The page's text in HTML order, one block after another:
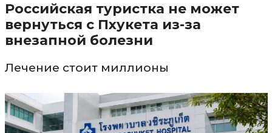
Российская туристка не может
вернуться с Пхукета из-за
внезапной болезни
Лечение стоит миллионы